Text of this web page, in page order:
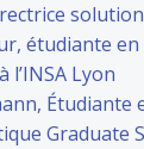
étudiante en
Lyon
Étudiante
Graduate